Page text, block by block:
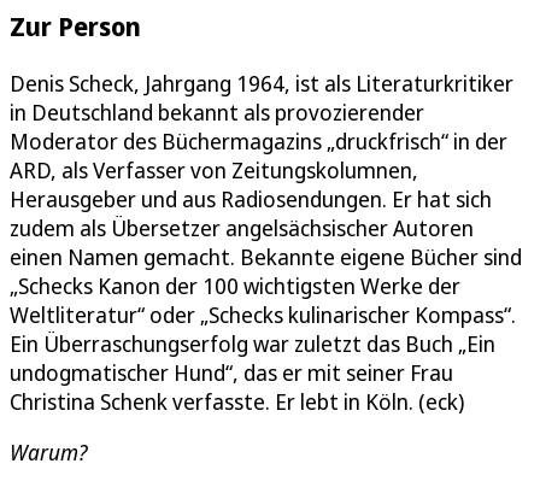
Zur Person
Denis Scheck, Jahrgang 1964, ist als Literaturkritiker
in Deutschland bekannt als provozierender
Moderator des Büchermagazins „druckfrisch“ in der
ARD, als Verfasser von Zeitungskolumnen,
Herausgeber und aus Radiosendungen. Er hat sich
zudem als Übersetzer angelsächsischer Autoren
einen Namen gemacht. Bekannte eigene Bücher sind
„Schecks Kanon der 100 wichtigsten Werke der
Weltliteratur“ oder „Schecks kulinarischer Kompass“.
Ein Überraschungserfolg war zuletzt das Buch „Ein
undogmatischer Hund“, das er mit seiner Frau
Christina Schenk verfasste. Er lebt in Köln. (eck)
Warum?